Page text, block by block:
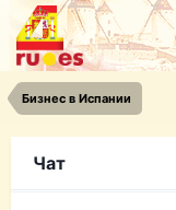
Бизнес в Испании
Чат
Телеграмм
Firebird
Друзья - из